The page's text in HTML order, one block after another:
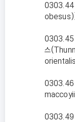
0303.44
obesus)]
0303.45 -
스
0303.46
0303.49